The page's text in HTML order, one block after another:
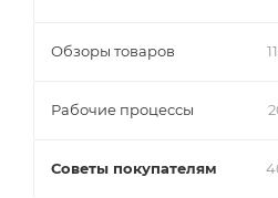
Обзоры товаров
Рабочие процессы
Советы покупателям